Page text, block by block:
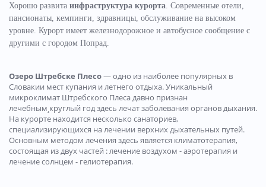
Хорошо развита инфраструктура курорта . Современные отели,
пансионаты, кемпинги, здравницы, обслуживание на высоком
уровне. Курорт имеет железнодорожное и автобусное сообщение с
другими с городом Попрад.
Озеро Штребске Плесо— одно из наиболее популярных в
Словакии мест купания и летнего отдыха. Уникальный
микроклимат Штребского Плеса давно признан
лечебным¸круглый год здесь лечат заболевания органов дыхания.
На курорте находится несколько санаториев,
специализирующихся на лечении верхних дыхательных путей.
Основным методом лечения здесь является климатотерапия,
состоящая из двух частей : лечение воздухом - аэротерапия и
лечение солнцем - гелиотерапия.